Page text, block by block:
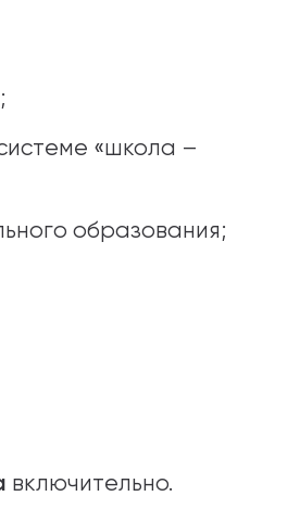
«школа –
образования;
включительно.